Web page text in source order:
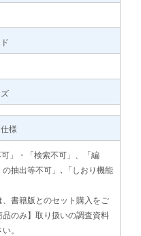
様
」・「検索不可」、「編
抽出等不可」､「しおり機能
書籍版とのセット購入をご
のみ】取り扱いの調査資料
。